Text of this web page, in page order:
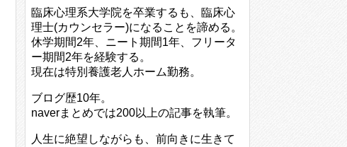
臨床心理系大学院を卒業するも、臨床心
理士(カウンセラー)になることを諦める。
休学期間2年、ニート期間1年、フリータ
ー期間2年を経験する。
現在は特別養護老人ホーム勤務。
ブログ歴10年。
naverまとめでは200以上の記事を執筆。
人生に絶望しながらも、前向きに生きて